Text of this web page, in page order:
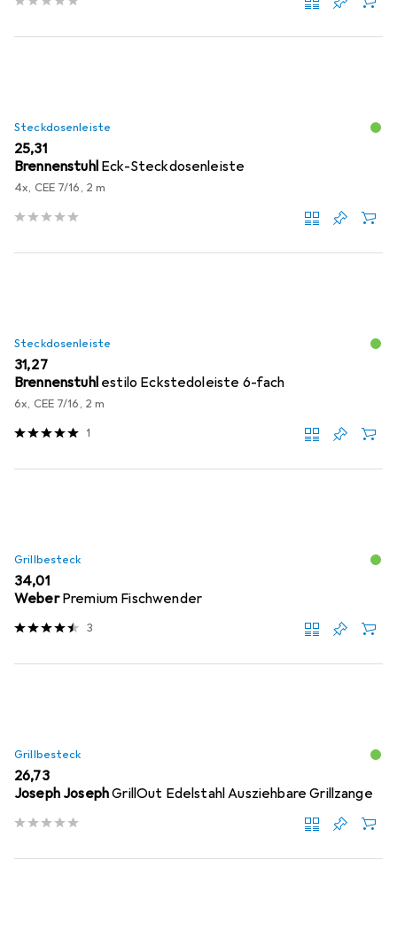
Steckdosenleiste
EUR
25,31
Brennenstuhl Eck-Steckdosenleiste
4x, CEE 7/16, 2 m
Steckdosenleiste
EUR
31,27
Brennenstuhl estilo Eckstedoleiste 6-fach
6x, CEE 7/16, 2 m
1
Grillbesteck
EUR
34,01
Weber Premium Fischwender
3
Grillbesteck
EUR
26,73
Joseph JosephGrillOut Edelstahl Ausziehbare Grillzange